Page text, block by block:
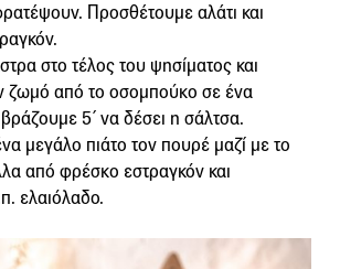
Προσθέτουμε αλάτι και
στο τέλος του ψησίματος και
ζωμό από το οσομπούκο σε ένα
5΄ να δέσει η σάλτσα.
μεγάλο πιάτο τον πουρέ μαζί με το
από φρέσκο εστραγκόν και
ελαιόλαδο.